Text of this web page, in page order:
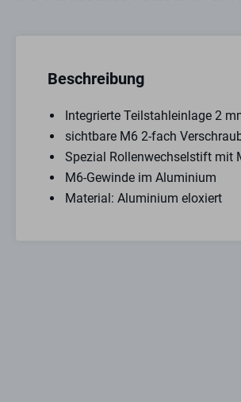
Beschreibung
Integrierte Teilstahleinlage 2
sichtbare M6 2-fach
Spezial Rollenwechselstift mit
M6-Gewinde im Aluminium
Material: Aluminium eloxiert